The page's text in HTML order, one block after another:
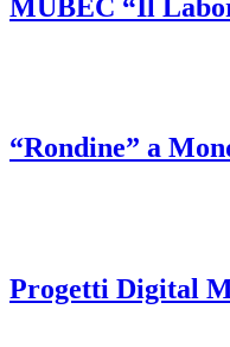
MUBEC “Il
“Rondine” a
Progetti Digital